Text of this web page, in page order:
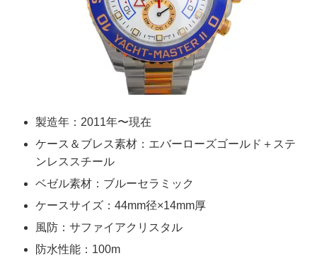
製造年：2011年〜現在
ケース＆ブレス素材：エバーローズゴールド＋ステ
ンレススチール
ベゼル素材：ブルーセラミック
ケースサイズ：44mm径×14mm厚
風防：サファイアクリスタル
防水性能：100m